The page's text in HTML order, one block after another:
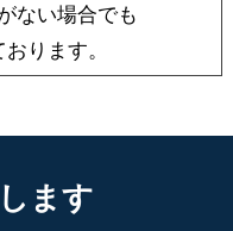
ない場合でも
ります。
ます